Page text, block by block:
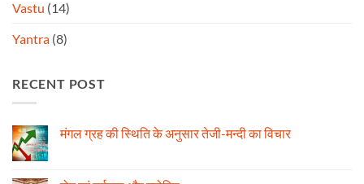
Vastu (14)
Yantra (8)
RECENT POST
मंगल ग्रह की स्थिति के अनुसार तेजी-मन्दी का विचार
मंगल